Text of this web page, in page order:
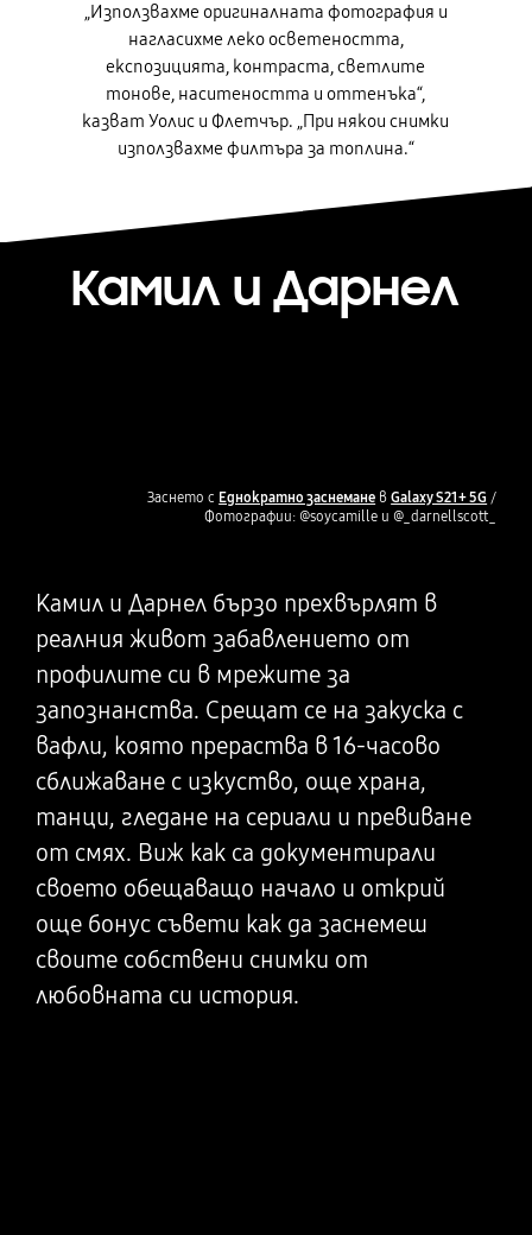
„Използвахме оригиналната фотография и
нагласихме леко осветеността,
експозицията, контраста, светлите
тонове, наситеността и оттенъка“,
казват Уолис и Флетчър. „При някои снимки
използвахме филтъра за топлина.“
Камил и Дарнел
Заснето с Еднократно заснемане вGalaxy S21+ 5G /
Фотографии: @soycamille и @_darnellscott_
Камил и Дарнел бързо прехвърлят в
реалния живот забавлението от
профилите си в мрежите за
запознанства. Срещат се на закуска с
вафли, която прераства в 16-часово
сближаване с изкуство, още храна,
танци, гледане на сериали и превиване
от смях. Виж как са документирали
своето обещаващо начало и открий
още бонус съвети как да заснемеш
своите собствени снимки от
любовната си история.